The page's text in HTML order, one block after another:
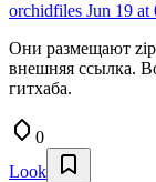
orchidfiles Jun 19 at
Они размещают zip
внешняя ссылка.
гитхаба.
0
Look